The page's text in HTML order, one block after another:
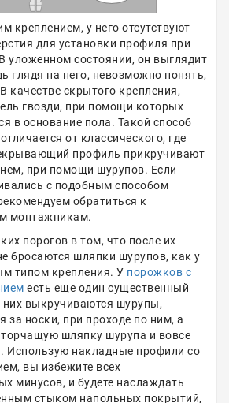
креплением, у него отсутствуют
для установки профиля при
уложенном состоянии, он выглядит
глядя на него, невозможно понять,
качестве скрытого крепления,
гвозди, при помощи которых
в основание пола. Такой способ
от классического, где
профиль прикручивают
нем, при помощи шурупов. Если
с подобным способом
обратиться к
монтажникам.
порогов в том, что после их
бросаются шляпки шурупов, как у
типом крепления. У порожков с
есть еще один существенный
них выкручиваются шурупы,
за носки, при проходе по ним, а
торчащую шляпку шурупа и вовсе
Использую накладные профили со
вы избежите всех
минусов, и будете наслаждать
стыком напольных покрытий,